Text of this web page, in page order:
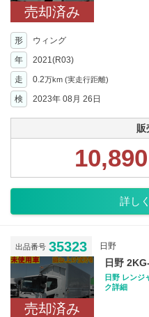
売却済み
形 ウィング
年
2021(R03)
走 0.2万km (実走行距離)
検
2023年 08月 26日
販
詳し
出品番号 35323 日野
売却済み
日野
日野 レンジ
ク詳細